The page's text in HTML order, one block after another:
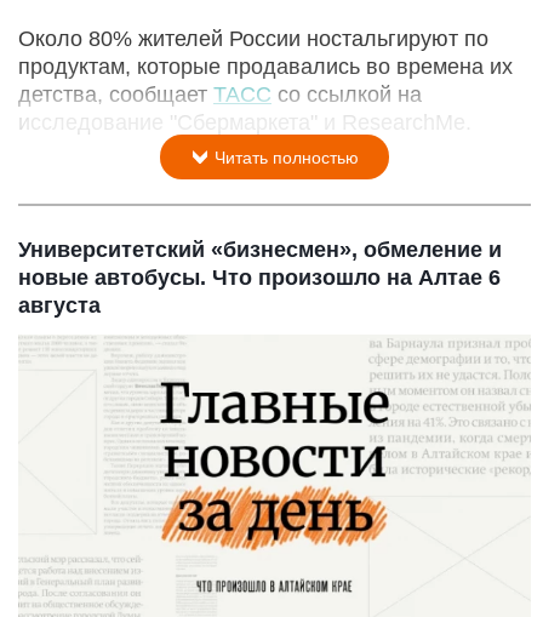
Около 80% жителей России ностальгируют по
продуктам, которые продавались во времена их
детства, сообщает ТАСС со ссылкой на
исследование "Сбермаркета" и ResearchMe.
Читать полностью
Университетский «бизнесмен», обмеление и
новые автобусы. Что произошло на Алтае 6
августа